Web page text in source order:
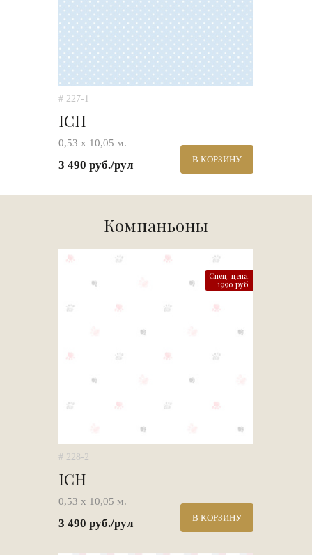
# 227-1
ICH
0,53 х 10,05 м.
3 490 руб./рул В КОРЗИНУ
Компаньоны
Спец. цена:
1990 руб.
# 228-2
ICH
0,53 х 10,05 м.
3 490 руб./рул В КОРЗИНУ